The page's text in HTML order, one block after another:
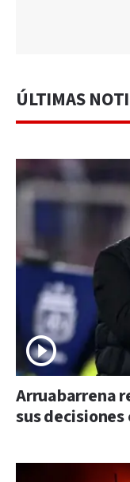
ÚLTIMAS
Arruabarrena
sus